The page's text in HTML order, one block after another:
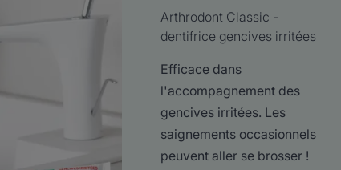
Arthrodont Classic -
dentifrice gencives irritées
Efficace dans
l'accompagnement des
gencives irritées. Les
saignements occasionnels
peuvent aller se brosser !